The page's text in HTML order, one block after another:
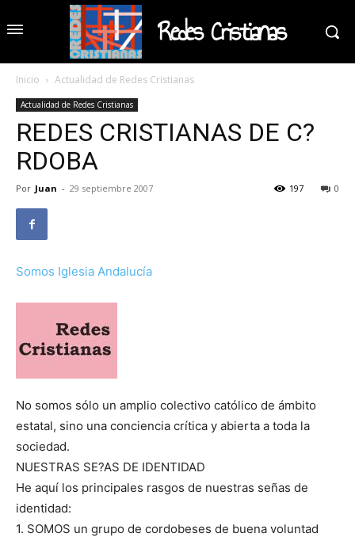
Redes Cristianas
Inicio Actualidad de Redes Cristianas
Actualidad de Redes Cristianas
REDES CRISTIANAS DE C?
RDOBA
Por Juan - 29 septiembre 2007 0
197
Somos Iglesia Andalucía
No somos sólo un amplio colectivo católico de ámbito
estatal, sino una conciencia crítica y abierta a toda la
sociedad.
NUESTRAS SE?AS DE IDENTIDAD
He aquí los principales rasgos de nuestras señas de
identidad:
1. SOMOS un grupo de cordobeses de buena voluntad